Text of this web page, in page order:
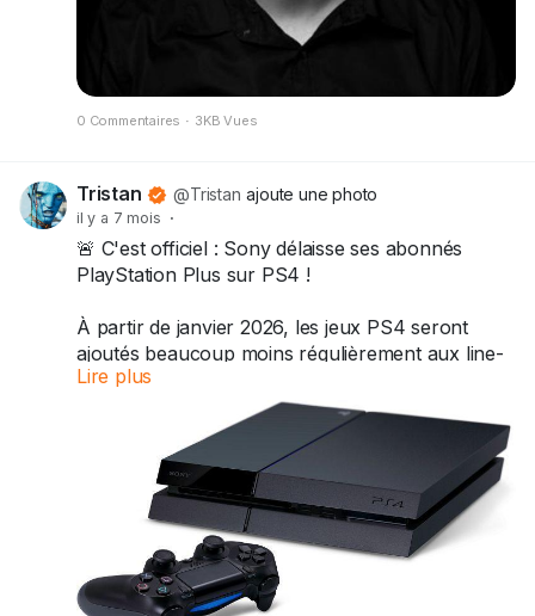
0 Commentaires · 3KB Vues
Tristan @Tristan ajoute une photo
il y a 7 mois ·
🚨 C'est officiel : Sony délaisse ses abonnés
PlayStation Plus sur PS4 !
À partir de janvier 2026, les jeux PS4 seront
ajoutés beaucoup moins régulièrement aux line-
ups mensuels Essential et au Catalogue de jeux
Exemple avec janvier : sur Need for Speed
Unbound, Epic Mickey Rebrushed et Core
Keeper, seulement 2 sont jouables sur PS4 (les
autres PS5 only).
Fin d'une ère pour les possesseurs de PS4 ?
Lire plus